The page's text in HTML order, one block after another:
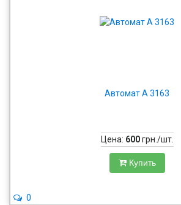
Автомат А 3163
Цена: 600грн./шт.
Купить
0